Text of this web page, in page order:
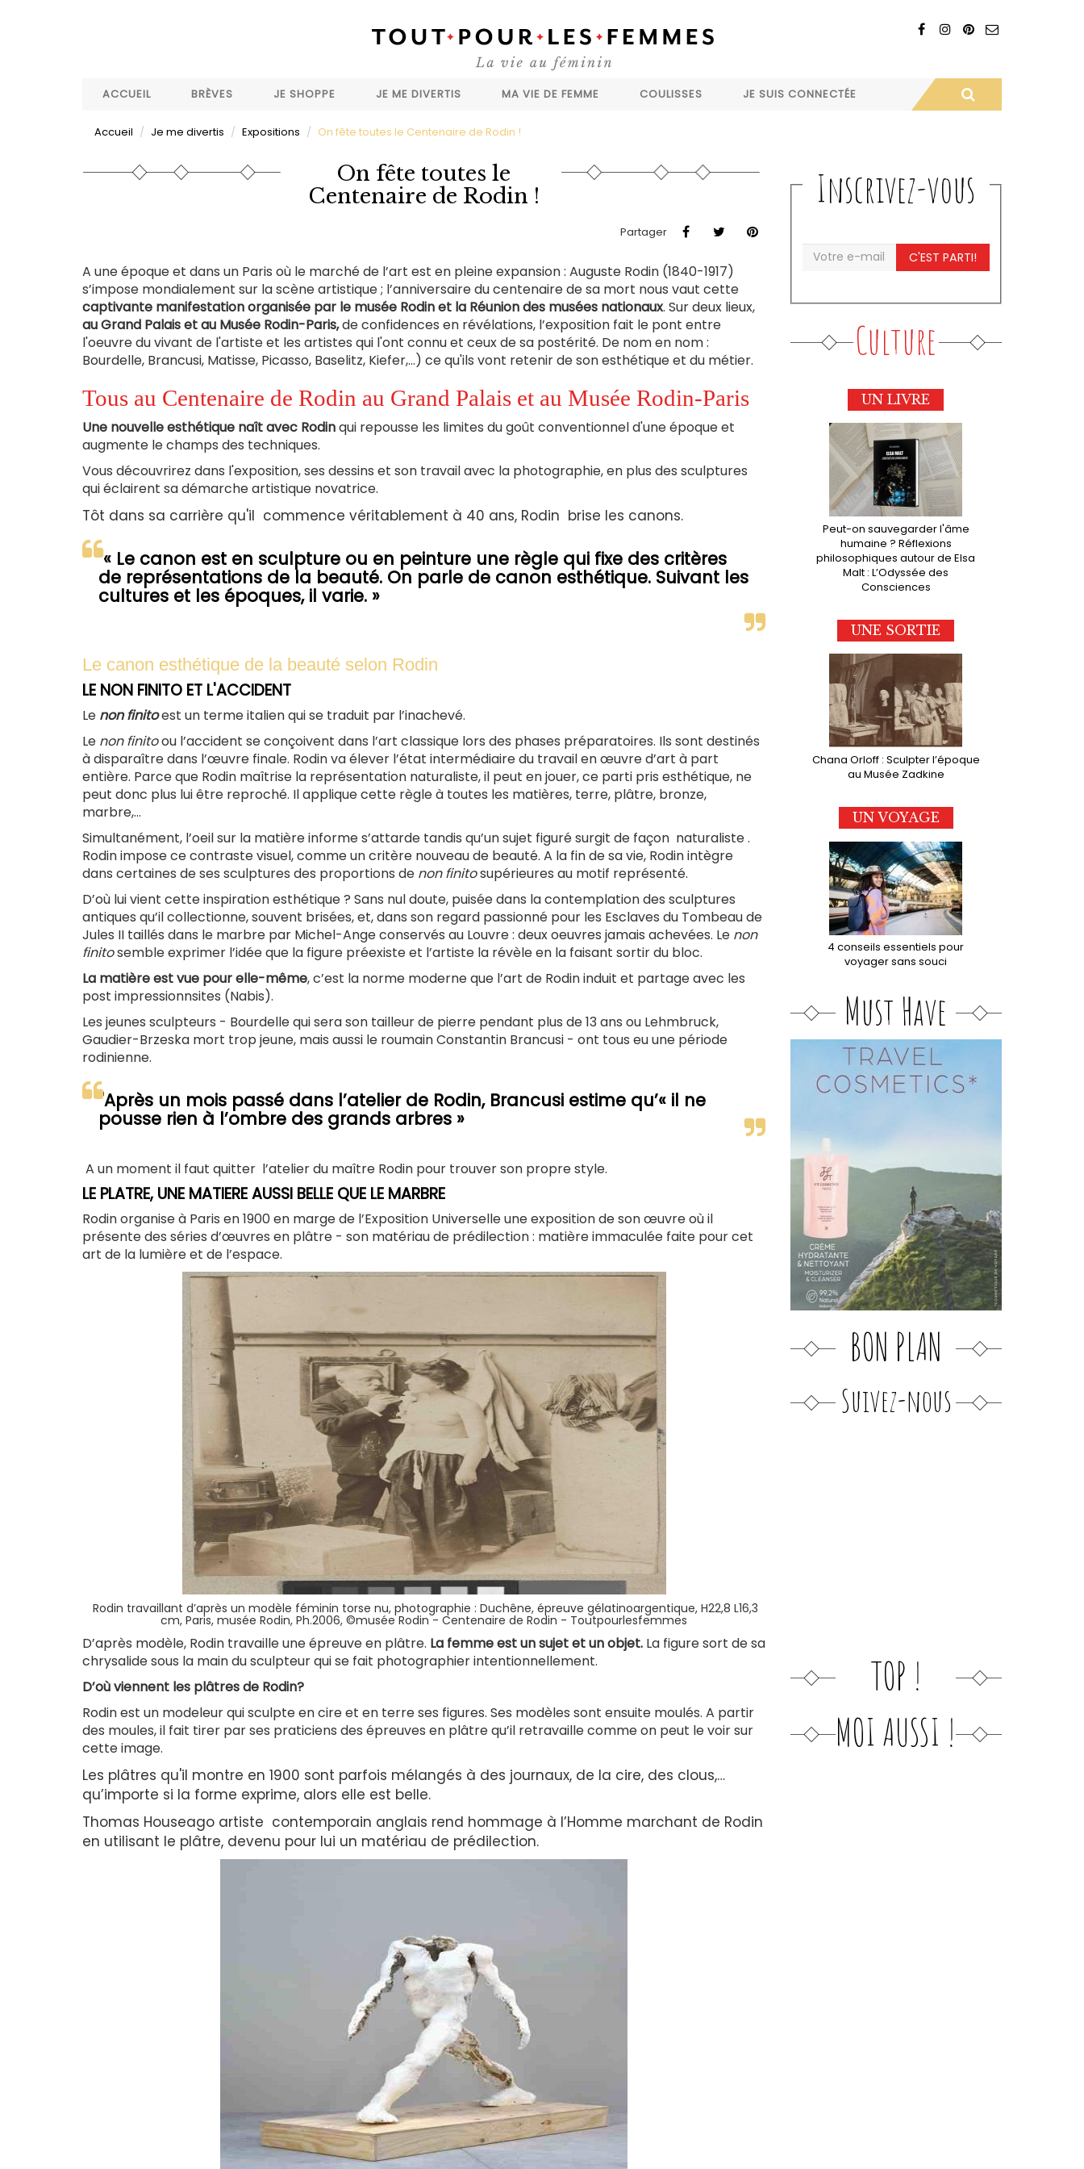
ACCUEIL
BRÈVES JE SHOPPE JE ME DIVERTIS MA VIE DE FEMME COULISSES JE SUIS CONNECTÉE
Accueil Je me divertis Expositions On fête toutes le Centenaire de Rodin !
On fête toutes le
Centenaire de Rodin !
Partager
A une époque et dans un Paris où le marché de l’art est en pleine expansion : Auguste Rodin (1840-1917)
s’impose mondialement sur la scène artistique ; l’anniversaire du centenaire de sa mort nous vaut cette
captivante manifestation organisée par le musée Rodin et la Réunion des musées nationaux. Sur deux lieux,
au Grand Palais et au Musée Rodin-Paris,de confidences en révélations, l’exposition fait le pont entre
l'oeuvre du vivant de l'artiste et les artistes qui l'ont connu et ceux de sa postérité. De nom en nom :
Bourdelle, Brancusi, Matisse, Picasso, Baselitz, Kiefer,…) ce qu'ils vont retenir de son esthétique et du métier.
Tous au Centenaire de Rodin au Grand Palais et au Musée Rodin-Paris
Une nouvelle esthétique naît avec Rodinqui repousse les limites du goût conventionnel d'une époque et
augmente le champs des techniques.
Vous découvrirez dans l'exposition, ses dessins et son travail avec la photographie, en plus des sculptures
qui éclairent sa démarche artistique novatrice.
Tôt dans sa carrière qu'il commence véritablement à 40 ans, Rodin brise les canons.
« Le canon est en sculpture ou en peinture une règle qui fixe des critères
de représentations de la beauté. On parle de canon esthétique. Suivant les
cultures et les époques, il varie. »
Le canon esthétique de la beauté selon Rodin
LE NON FINITO ET L'ACCIDENT
Le non finitoest un terme italien qui se traduit par l’inachevé.
Le non finitoou l’accident se conçoivent dans l’art classique lors des phases préparatoires. Ils sont destinés
à disparaître dans l’œuvre finale. Rodin va élever l’état intermédiaire du travail en œuvre d’art à part
entière. Parce que Rodin maîtrise la représentation naturaliste, il peut en jouer, ce parti pris esthétique, ne
peut donc plus lui être reproché. Il applique cette règle à toutes les matières, terre, plâtre, bronze,
marbre,...
Simultanément, l’oeil sur la matière informe s’attarde tandis qu’un sujet figuré surgit de façon naturaliste .
Rodin impose ce contraste visuel, comme un critère nouveau de beauté. A la fin de sa vie, Rodin intègre
dans certaines de ses sculptures des proportions de non finitosupérieures au motif représenté.
D’où lui vient cette inspiration esthétique ? Sans nul doute, puisée dans la contemplation des sculptures
antiques qu’il collectionne, souvent brisées, et, dans son regard passionné pour les Esclaves du Tombeau de
Jules II taillés dans le marbre par Michel-Ange conservés au Louvre : deux oeuvres jamais achevées. Le non
finitosemble exprimer l’idée que la figure préexiste et l’artiste la révèle en la faisant sortir du bloc.
La matière est vue pour elle-même, c’est la norme moderne que l’art de Rodin induit et partage avec les
post impressionnsites (Nabis).
Les jeunes sculpteurs - Bourdelle qui sera son tailleur de pierre pendant plus de 13 ans ou Lehmbruck,
Gaudier-Brzeska mort trop jeune, mais aussi le roumain Constantin Brancusi - ont tous eu une période
rodinienne.
"Après un mois passé dans l’atelier de Rodin, Brancusi estime qu’« il ne
pousse rien à l’ombre des grands arbres »
A un moment il faut quitter l’atelier du maître Rodin pour trouver son propre style.
LE PLATRE, UNE MATIERE AUSSI BELLE QUE LE MARBRE
Rodin organise à Paris en 1900 en marge de l’Exposition Universelle une exposition de son œuvre où il
présente des séries d’œuvres en plâtre - son matériau de prédilection : matière immaculée faite pour cet
art de la lumière et de l’espace.
Rodin travaillant d’après un modèle féminin torse nu, photographie : Duchêne, épreuve gélatinoargentique, H22,8 L16,3
cm, Paris, musée Rodin, Ph.2006, ©musée Rodin - Centenaire de Rodin - Toutpourlesfemmes
D’après modèle, Rodin travaille une épreuve en plâtre. La femme est un sujet et un objet. La figure sort de sa
chrysalide sous la main du sculpteur qui se fait photographier intentionnellement.
D’où viennent les plâtres de Rodin?
Rodin est un modeleur qui sculpte en cire et en terre ses figures. Ses modèles sont ensuite moulés. A partir
des moules, il fait tirer par ses praticiens des épreuves en plâtre qu’il retravaille comme on peut le voir sur
cette image.
Les plâtres qu'il montre en 1900 sont parfois mélangés à des journaux, de la cire, des clous,…
qu’importe si la forme exprime, alors elle est belle.
Thomas Houseago artiste contemporain anglais rend hommage à l’Homme marchant de Rodin
en utilisant le plâtre, devenu pour lui un matériau de prédilection.
Inscrivez-vous
C'EST PARTI!
Culture
UN LIVRE
Peut-on sauvegarder l'âme
humaine ? Réflexions
philosophiques autour de Elsa
Malt : L’Odyssée des
Consciences
UNE SORTIE
Chana Orloff : Sculpter l’époque
au Musée Zadkine
UN VOYAGE
4 conseils essentiels pour
voyager sans souci
Must Have
BON PLAN
Suivez-nous
TOP !
MOI AUSSI !